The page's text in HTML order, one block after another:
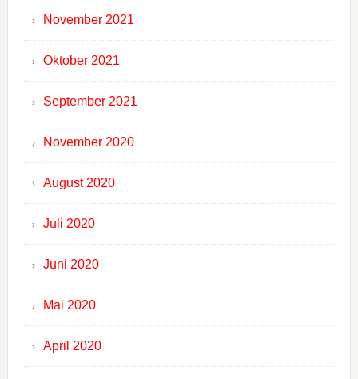
November 2021
Oktober 2021
September 2021
November 2020
August 2020
Juli 2020
Juni 2020
Mai 2020
April 2020